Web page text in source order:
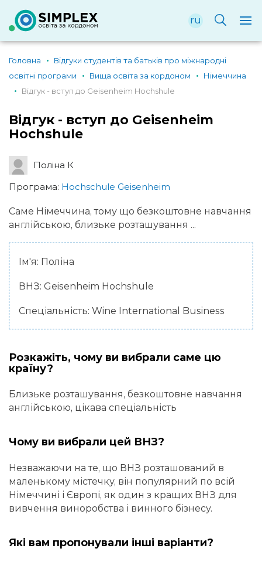
ru
Головна
Відгуки студентів та батьків про міжнародні
освітні програми
Вища освіта за кордоном
Німеччина
Відгук - вступ до Geisenheim Hochshule
Відгук - вступ до Geisenheim
Hochshule
Поліна К
Програма: Hochschule Geisenheim
Саме Німеччина, тому що безкоштовне навчання
англійською, близьке розташування ...
Ім'я: Поліна
ВНЗ: Geisenheim Hochshule
Спеціальність: Wine International Business
Розкажіть, чому ви вибрали саме цю
країну?
Близьке розташування, безкоштовне навчання
англійською, цікава спеціальність
Чому ви вибрали цей ВНЗ?
Незважаючи на те, що ВНЗ розташований в
маленькому містечку, він популярний по всій
Німеччині і Європі, як один з кращих ВНЗ для
вивчення виноробства і винного бізнесу.
Які вам пропонували інші варіанти?